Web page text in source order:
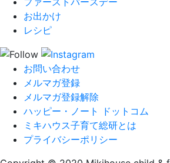
お出かけ
レシピ
お問い合わせ
メルマガ登録
メルマガ登録解除
ハッピー・ノート ドットコム
ミキハウス子育て総研とは
プライバシーポリシー